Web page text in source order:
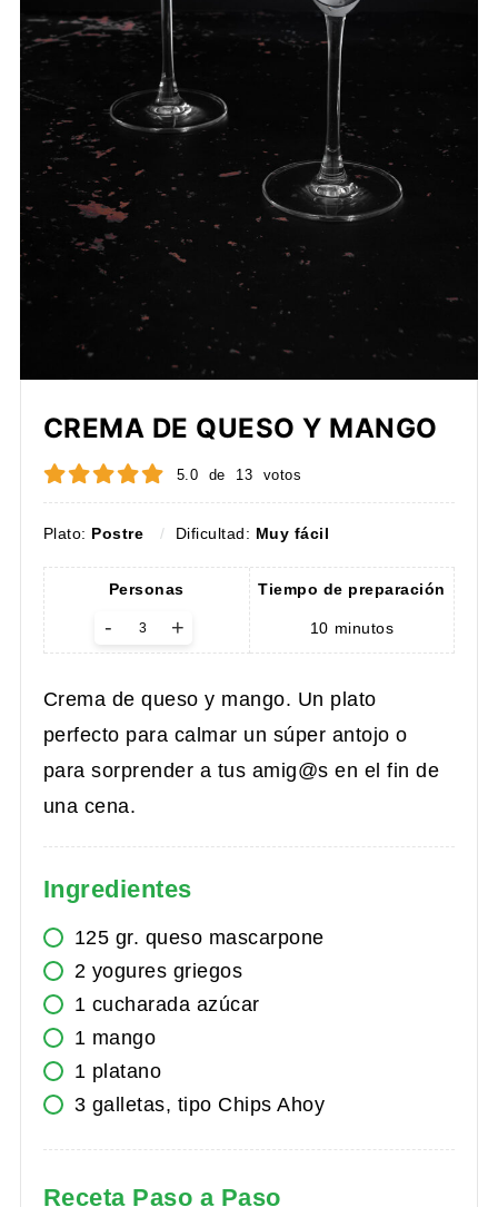
CREMA DE QUESO Y MANGO
5.0 de 13 votos
Plato: Postre Dificultad: Muy fácil
Personas
+
-
Tiempo de preparación
10 minutos
Crema de queso y mango. Un plato
perfecto para calmar un súper antojo o
para sorprender a tus amig@s en el fin de
una cena.
Ingredientes
125 gr. queso mascarpone
2 yogures griegos
1 cucharada azúcar
1 mango
1 platano
3 galletas, tipo Chips Ahoy
Receta Paso a Paso